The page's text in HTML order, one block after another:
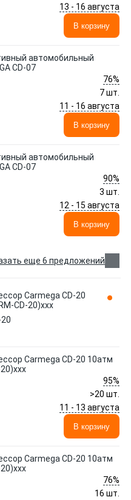
13 - 16 августа
В корзину
автомобильный
CD-07
76%
7 шт.
11 - 16 августа
В корзину
автомобильный
CD-07
90%
3 шт.
12 - 15 августа
В корзину
еще 6 предложений
Carmega CD-20
CD-20)xxx
Carmega CD-20 10атм
95%
>20 шт.
11 - 13 августа
В корзину
Carmega CD-20 10атм
76%
16 шт.